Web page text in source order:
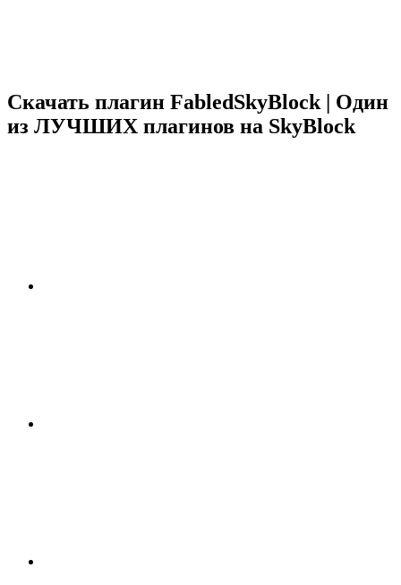
Скачать плагин FabledSkyBlock | Один
из ЛУЧШИХ плагинов на SkyBlock